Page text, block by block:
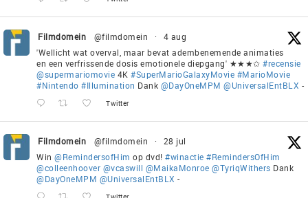
Filmdomein @filmdomein ·
4 aug
'Wellicht wat overval, maar bevat adembenemende animaties
en een verfrissende dosis emotionele diepgang' ★★★✩ #recensie
@supermariomovie 4K #SuperMarioGalaxyMovie #MarioMovie
#Nintendo #Illumination Dank @DayOneMPM @UniversalEntBLX -
Twitter
Filmdomein @filmdomein ·
28 jul
Win @RemindersofHim op dvd! #winactie #RemindersOfHim
@colleenhoover @vcaswill @MaikaMonroe @TyriqWithers Dank
@DayOneMPM @UniversalEntBLX -